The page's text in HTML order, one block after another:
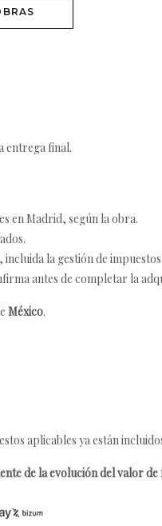
entrega final.
en Madrid, según la obra.
la gestión de
antes de completar la
México.
aplicables ya están
de la evolución del valor